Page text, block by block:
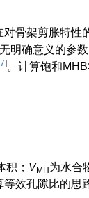
对骨架剪胀特性
明确意义的参
] 。计算饱和
积； VMH 为水合
效孔隙比的思